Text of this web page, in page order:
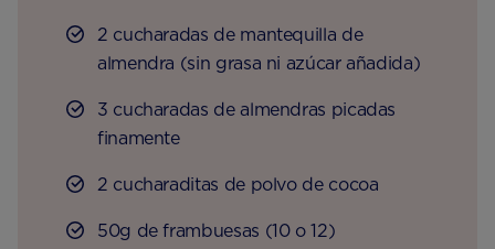
2 cucharadas de mantequilla de
almendra (sin grasa ni azúcar añadida)
3 cucharadas de almendras picadas
finamente
2 cucharaditas de polvo de cocoa
50g de frambuesas (10 o 12)